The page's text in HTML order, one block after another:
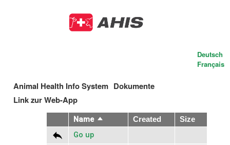
to
Deutsch
Français
Main
navigation
Animal Health Info System Dokumente
Link zur Web-App
Name Sort
descending
Created Size
Go up